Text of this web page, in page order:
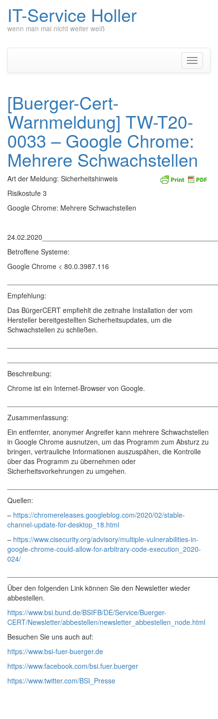
IT-Service Holler
wenn man mal nicht weiter weiß
[Buerger-Cert-
Warnmeldung] TW-T20-
0033 – Google Chrome:
Mehrere Schwachstellen
Art der Meldung: Sicherheitshinweis
Risikostufe 3
Google Chrome: Mehrere Schwachstellen
Betroffene Systeme:
Google Chrome < 80.0.3987.116
Empfehlung:
Das BürgerCERT empfiehlt die zeitnahe Installation der vom
Hersteller bereitgestellten Sicherheitsupdates, um die
Schwachstellen zu schließen.
Beschreibung:
Chrome ist ein Internet-Browser von Google.
Zusammenfassung:
Ein entfernter, anonymer Angreifer kann mehrere Schwachstellen
in Google Chrome ausnutzen, um das Programm zum Absturz zu
bringen, vertrauliche Informationen auszuspähen, die Kontrolle
über das Programm zu übernehmen oder
Sicherheitsvorkehrungen zu umgehen.
Quellen:
– https://chromereleases.googleblog.com/2020/02/stable-
channel-update-for-desktop_18.html
– https://www.cisecurity.org/advisory/multiple-vulnerabilities-in-
google-chrome-could-allow-for-arbitrary-code-execution_2020-
024/
Über den folgenden Link können Sie den Newsletter wieder
abbestellen.
https://www.bsi.bund.de/BSIFB/DE/Service/Buerger-
CERT/Newsletter/abbestellen/newsletter_abbestellen_node.html
Besuchen Sie uns auch auf:
https://www.bsi-fuer-buerger.de
https://www.facebook.com/bsi.fuer.buerger
https://www.twitter.com/BSI_Presse